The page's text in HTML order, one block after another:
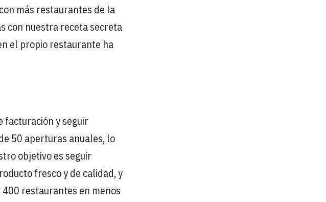
más restaurantes de la
con nuestra receta secreta
el propio restaurante ha
facturación y seguir
50 aperturas anuales, lo
objetivo es seguir
fresco y de calidad, y
restaurantes en menos